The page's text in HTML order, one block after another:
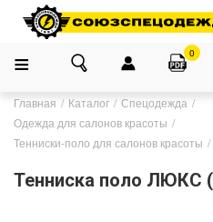
0
Главная Каталог
Спецодежда
Одежда для салонов красоты
Тенниски-поло для салонов красоты
Тенниска поло ЛЮКС